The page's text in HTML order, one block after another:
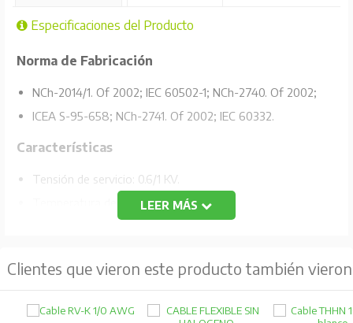
Especificaciones del Producto
Norma de Fabricación
NCh-2014/1. Of 2002; IEC 60502-1; NCh-2740. Of 2002;
ICEA S-95-658; NCh-2741. Of 2002; IEC 60332.
Características
Tensión de servicio: 0.6/1 KV.
Temperatura de servicio: 90 ºC.
Descripción del Conductor
Cables de fuerza monoconductores, desde la sección
LEER MÁS
Clientes que vieron este producto también vieron